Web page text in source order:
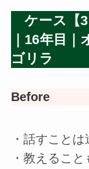
ケース【
｜16年目
ゴリラ
Before
・話すことは
・教えること